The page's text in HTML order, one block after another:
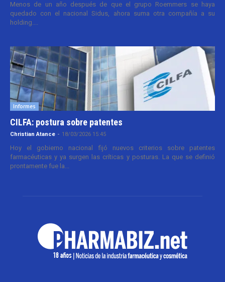
Menos de un año después de que el grupo Roemmers se haya
quedado con el nacional Sidus, ahora suma otra compañía a su
holding....
Informes
CILFA: postura sobre patentes
Christian Atance - 18/03/2026 15:45
Hoy el gobierno nacional fijó nuevos criterios sobre patentes
farmacéuticas y ya surgen las críticas y posturas. La que se definió
prontamente fue la...